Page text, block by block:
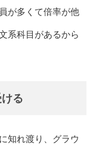
が多くて倍率が他
系科目があるから
る
知れ渡り、グラウ